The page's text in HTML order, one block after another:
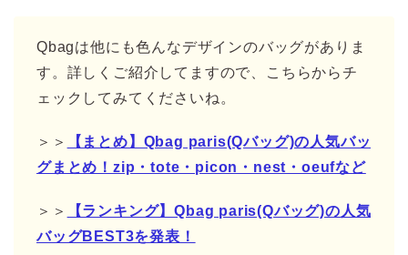
Qbagは他にも色んなデザインのバッグがありま
す。詳しくご紹介してますので、こちらからチ
ェックしてみてくださいね。
＞＞
【まとめ】Qbag paris(Qバッグ)の人気バッ
グまとめ！zip・tote・picon・nest・oeufなど
＞＞
【ランキング】Qbag paris(Qバッグ)の人気
バッグBEST3を発表！